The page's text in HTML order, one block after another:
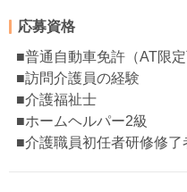
応募資格
■普通自動車免許（AT限定
■訪問介護員の経験
■介護福祉士
■ホームヘルパー2級
■介護職員初任者研修修了